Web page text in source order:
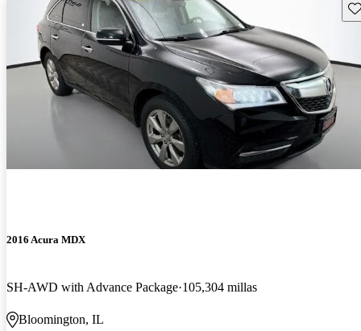
2016 Acura MDX
SH-AWD with Advance Package 105,304 millas
Bloomington, IL